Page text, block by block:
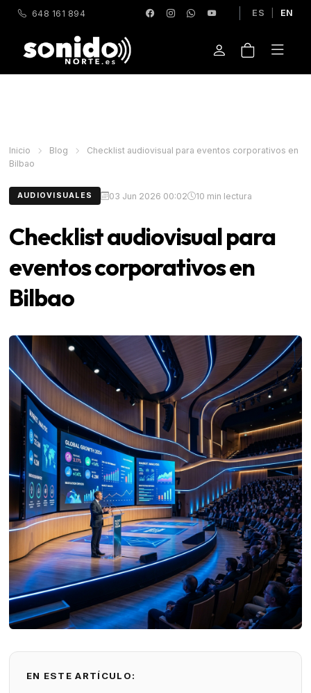
648 161 894 ES EN
Inicio Blog
Checklist audiovisual para eventos corporativos en
Bilbao
AUDIOVISUALES 03 Jun 2026 00:02 10 min lectura
Checklist audiovisual para
eventos corporativos en
Bilbao
EN ESTE ARTÍCULO: